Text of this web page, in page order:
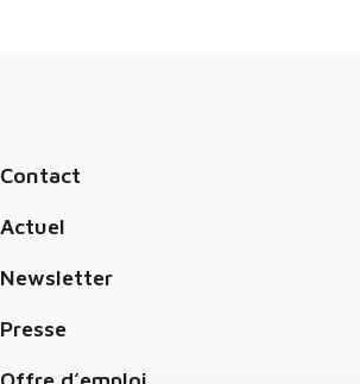
Contact
Actuel
Newsletter
Presse